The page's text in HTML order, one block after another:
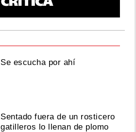
Se escucha por ahí
Sentado fuera de un rosticero
gatilleros lo llenan de plomo